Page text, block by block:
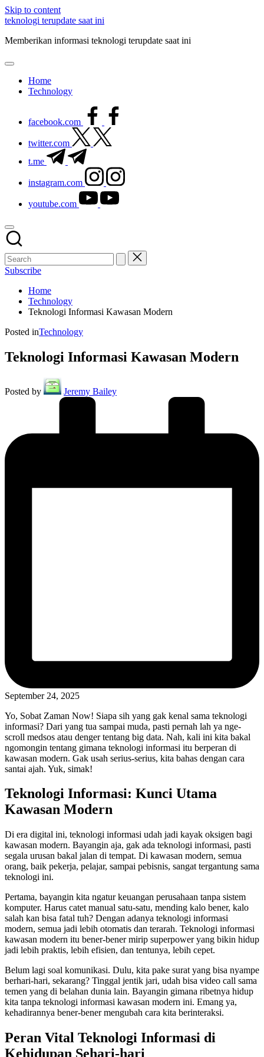
Skip to content
teknologi terupdate saat ini
Memberikan informasi teknologi terupdate saat ini
Home
Technology
facebook.com
twitter.com
t.me
instagram.com
youtube.com
Subscribe
Home
Technology
Teknologi Informasi Kawasan Modern
Posted inTechnology
Teknologi Informasi Kawasan Modern
Posted by Jeremy Bailey
September 24, 2025
Yo, Sobat Zaman Now! Siapa sih yang gak kenal sama teknologi
informasi? Dari yang tua sampai muda, pasti pernah lah ya nge-
scroll medsos atau denger tentang big data. Nah, kali ini kita bakal
ngomongin tentang gimana teknologi informasi itu berperan di
kawasan modern. Gak usah serius-serius, kita bahas dengan cara
santai ajah. Yuk, simak!
Teknologi Informasi: Kunci Utama
Kawasan Modern
Di era digital ini, teknologi informasi udah jadi kayak oksigen bagi
kawasan modern. Bayangin aja, gak ada teknologi informasi, pasti
segala urusan bakal jalan di tempat. Di kawasan modern, semua
orang, baik pekerja, pelajar, sampai pebisnis, sangat tergantung sama
teknologi ini.
Pertama, bayangin kita ngatur keuangan perusahaan tanpa sistem
komputer. Harus catet manual satu-satu, mending kalo bener, kalo
salah kan bisa fatal tuh? Dengan adanya teknologi informasi
modern, semua jadi lebih otomatis dan terarah. Teknologi informasi
kawasan modern itu bener-bener mirip superpower yang bikin hidup
jadi lebih praktis, lebih efisien, dan tentunya, lebih cepet.
Belum lagi soal komunikasi. Dulu, kita pake surat yang bisa nyampe
berhari-hari, sekarang? Tinggal jentik jari, udah bisa video call sama
temen yang di belahan dunia lain. Bayangin gimana ribetnya hidup
kita tanpa teknologi informasi kawasan modern ini. Emang ya,
kehadirannya bener-bener mengubah cara kita berinteraksi.
Peran Vital Teknologi Informasi di
Kehidupan Sehari-hari